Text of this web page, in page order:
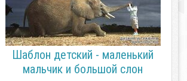
Шаблон детский - маленький
мальчик и большой слон